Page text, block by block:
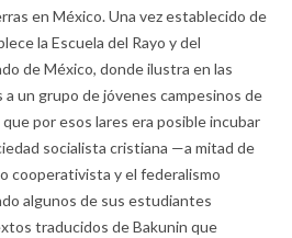
en México. Una vez establecido de
la Escuela del Rayo y del
de México, donde ilustra en las
un grupo de jóvenes campesinos de
por esos lares era posible incubar
socialista cristiana —a mitad de
cooperativista y el federalismo
algunos de sus estudiantes
traducidos de Bakunin que